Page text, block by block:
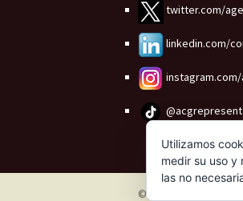
twitter.com/
linkedin.com/
© 2026 - ACG
Utilizamos
medir su uso y
las no